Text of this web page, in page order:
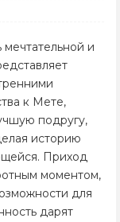
и
к Мете,
подругу,
историю
Приход
моментом,
для
дарят